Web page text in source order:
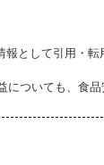
として引用・転
ついても、食